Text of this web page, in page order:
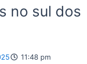
no sul dos
11:48 pm